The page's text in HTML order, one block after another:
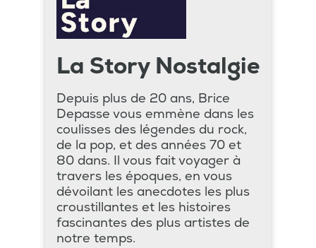
La Story Nostalgie
Depuis plus de 20 ans, Brice
Depasse vous emmène dans les
coulisses des légendes du rock,
de la pop, et des années 70 et
80 dans. Il vous fait voyager à
travers les époques, en vous
dévoilant les anecdotes les plus
croustillantes et les histoires
fascinantes des plus artistes de
notre temps.